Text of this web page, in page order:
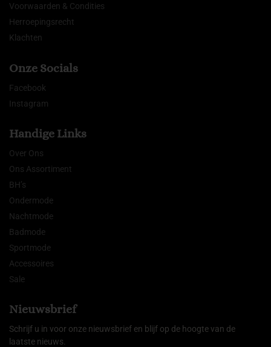
Voorwaarden & Condities
Herroepingsrecht
Klachten
Onze Socials
Facebook
Instagram
Handige Links
Over Ons
Ons Assortiment
BH’s
Ondermode
Nachtmode
Badmode
Sportmode
Accessoires
Sale
Nieuwsbrief
Schrijf u in voor onze nieuwsbrief en blijf op de hoogte van de
laatste nieuws.